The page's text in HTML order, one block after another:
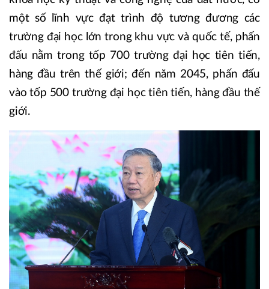
một số lĩnh vực đạt trình độ tương đương các
trường đại học lớn trong khu vực và quốc tế, phấn
đấu nằm trong tốp 700 trường đại học tiên tiến,
hàng đầu trên thế giới; đến năm 2045, phấn đấu
vào tốp 500 trường đại học tiên tiến, hàng đầu thế
giới.